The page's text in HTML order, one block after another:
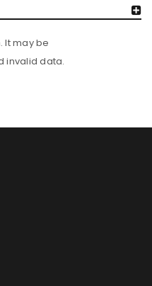
It may be
invalid data.